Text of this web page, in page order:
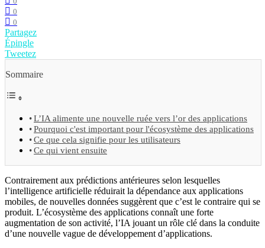
0
0
Partagez
Épingle
Tweetez
Sommaire
L’IA alimente une nouvelle ruée vers l’or des applications
Pourquoi c'est important pour l'écosystème des applications
Ce que cela signifie pour les utilisateurs
Ce qui vient ensuite
Contrairement aux prédictions antérieures selon lesquelles
l’intelligence artificielle réduirait la dépendance aux applications
mobiles, de nouvelles données suggèrent que c’est le contraire qui se
produit. L’écosystème des applications connaît une forte
augmentation de son activité, l’IA jouant un rôle clé dans la conduite
d’une nouvelle vague de développement d’applications.